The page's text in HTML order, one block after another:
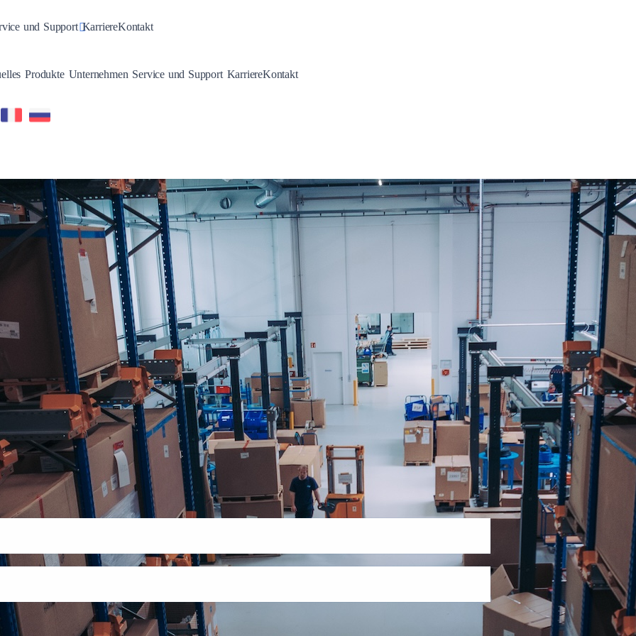
Dropdown
und SupportToggle Dropdown
KarriereKontakt
Toggle Dropdown
ProdukteToggle Dropdown
UnternehmenToggle Dropdown
Service und SupportToggle Dropdown
KarriereKontakt